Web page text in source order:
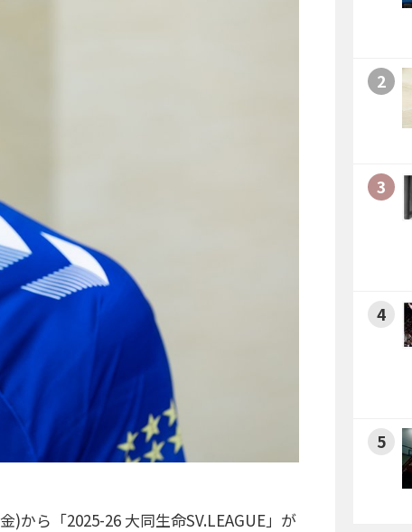
)から「2025-26 大同生命SV.LEAGUE」が
2
3
4
5